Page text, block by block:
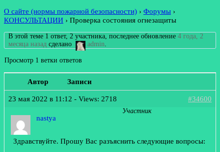
О сайте (нормы пожарной безопасности) › Форумы ›
КОНСУЛЬТАЦИИ › Проверка состояния огнезащиты
В этой теме 1 ответ, 2 участника, последнее обновление4 года, 2
месяца назад сделано admin
Просмотр 1 ветки ответов
Автор Записи
23 мая 2022 в 11:12 - Views: 2718 #34600
nastya
Участник
Здравствуйте. Прошу Вас разъяснить следующие вопросы: